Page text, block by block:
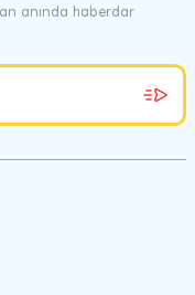
anında haberdar